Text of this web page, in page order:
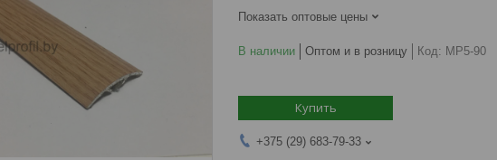
Показать оптовые цены
В наличии Оптом и в розницу Код: МР5-90
Купить
+375 (29) 683-79-33